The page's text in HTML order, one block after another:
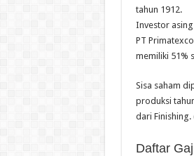
tahun 1912.
Investor
PT
memiliki 51%
Sisa saham
produksi
dari Finishing.
Daftar